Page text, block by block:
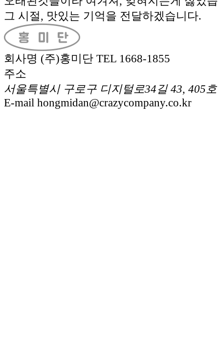
그 시절, 맛있는 기억을 전달하겠습니다.
회사명 (주)홍미단 TEL 1668-1855
주소
서울특별시 구로구 디지털로34길 43, 405호
E-mail hongmidan@crazycompany.co.kr